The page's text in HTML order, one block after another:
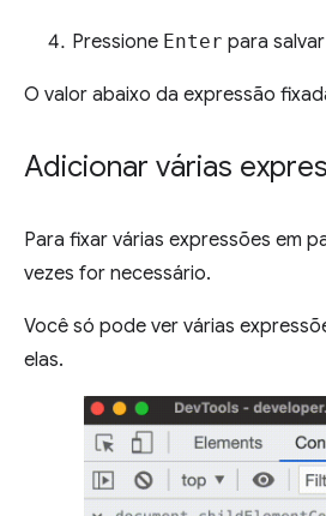
Pressione Enter para
O valor abaixo da expressão
Adicionar várias
Para fixar várias expressões em
vezes for necessário.
Você só pode ver várias
elas.